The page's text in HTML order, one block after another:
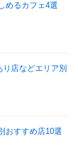
めるカフェ4選
り店などエリア別
おすすめ店10選